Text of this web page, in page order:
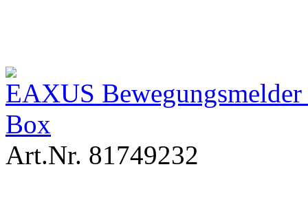
EAXUS
Box
Art.Nr. 81749232